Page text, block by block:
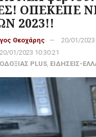
ΟΠΕΚΕΠΕ
2023!!
Θεοχάρης
20/01/2023
20/01/2023 10:30:21
PLUS, ΕΙΔΗΣΕΙΣ-